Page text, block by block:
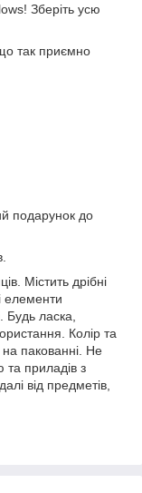
Зберіть усю
так приємно
подарунок до
Містить дрібні
елементи
Будь ласка,
Колір та
на пакованні. Не
та приладів з
від предметів,